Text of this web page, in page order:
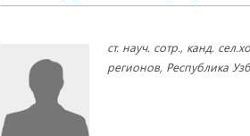
ст. науч. сотр., канд.
регионов, Республика